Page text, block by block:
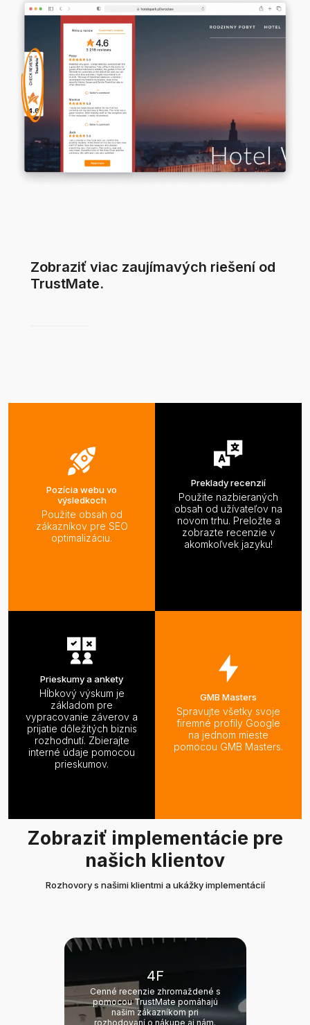
Zobraziť viac zaujímavých riešení od
TrustMate.
Pozícia webu vo
výsledkoch
Použite obsah od
zákazníkov pre SEO
optimalizáciu.
Preklady recenzií
Použite nazbieraných
obsah od užívateľov na
novom trhu. Preložte a
zobrazte recenzie v
akomkoľvek jazyku!
Prieskumy a ankety
Hĺbkový výskum je
základom pre
vypracovanie záverov a
prijatie dôležitých biznis
rozhodnutí. Zbierajte
interné údaje pomocou
prieskumov.
GMB Masters
Spravujte všetky svoje
firemné profily Google
na jednom mieste
pomocou GMB Masters.
Zobraziť implementácie pre
našich klientov
Rozhovory s našimi klientmi a ukážky implementácií
4F
Cenné recenzie zhromaždené s
pomocou TrustMate pomáhajú
našim zákazníkom pri
rozhodovaní o nákupe aj nám.